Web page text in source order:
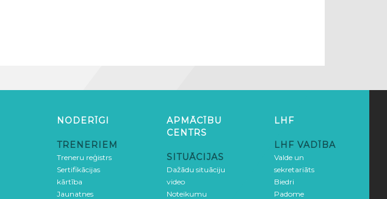
NODERĪGI
TRENERIEM
Treneru reģistrs
Sertifikācijas
kārtība
Jaunatnes
APMĀCĪBU
CENTRS
SITUĀCIJAS
Dažādu situāciju
video
Noteikumu
LHF
LHF VADĪBA
Valde un
sekretariāts
Biedri
Padome